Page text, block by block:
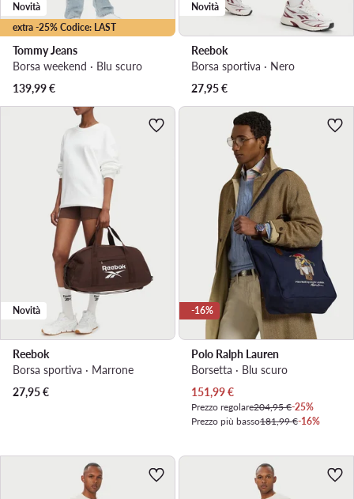
extra -25% Codice: LAST
Novità
Tommy Jeans
Borsa weekend · Blu scuro
139,99€
Novità
Reebok
Borsa sportiva · Nero
27,95€
Novità
Reebok
Borsa sportiva · Marrone
27,95€
-16%
Polo Ralph Lauren
Borsetta · Blu scuro
Prezzo attuale
151,99€
Prezzo regolare204,95 €-25%
Prezzo più basso181,99 €-16%